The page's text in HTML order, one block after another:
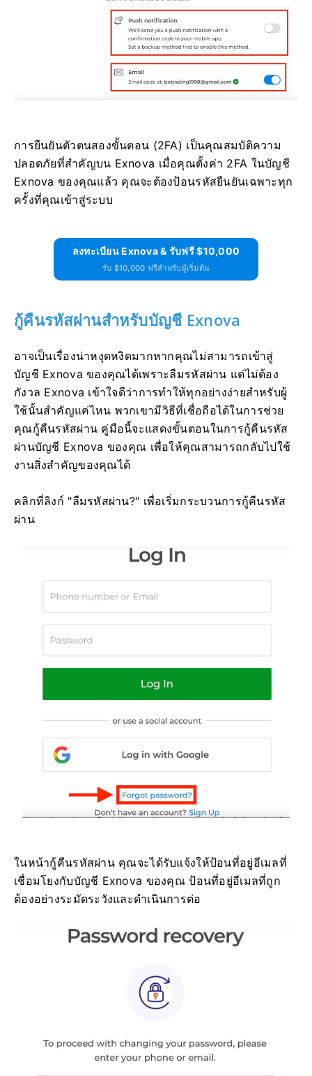
การยืนยันตัวตนสองขั้นตอน (2FA) เป็นคุณสมบัติความ
ปลอดภัยที่สำคัญบน Exnova เมื่อคุณตั้งค่า 2FA ในบัญชี
Exnova ของคุณแล้ว คุณจะต้องป้อนรหัสยืนยันเฉพาะทุก
ครั้งที่คุณเข้าสู่ระบบ
ลงทะเบียน Exnova & รับฟรี $10,000
รับ $10,000 ฟรีสำหรับผู้เริ่มต้น
กู้คืนรหัสผ่านสำหรับบัญชี Exnova
อาจเป็นเรื่องน่าหงุดหงิดมากหากคุณไม่สามารถเข้าสู่
บัญชี Exnova ของคุณได้เพราะลืมรหัสผ่าน แต่ไม่ต้อง
กังวล Exnova เข้าใจดีว่าการทำให้ทุกอย่างง่ายสำหรับผู้
ใช้นั้นสำคัญแค่ไหน พวกเขามีวิธีที่เชื่อถือได้ในการช่วย
คุณกู้คืนรหัสผ่าน คู่มือนี้จะแสดงขั้นตอนในการกู้คืนรหัส
ผ่านบัญชี Exnova ของคุณ เพื่อให้คุณสามารถกลับไปใช้
งานสิ่งสำคัญของคุณได้
คลิกที่ลิงก์ "ลืมรหัสผ่าน?" เพื่อเริ่มกระบวนการกู้คืนรหัส
ผ่าน
ในหน้ากู้คืนรหัสผ่าน คุณจะได้รับแจ้งให้ป้อนที่อยู่อีเมลที่
เชื่อมโยงกับบัญชี Exnova ของคุณ ป้อนที่อยู่อีเมลที่ถูก
ต้องอย่างระมัดระวังและดำเนินการต่อ